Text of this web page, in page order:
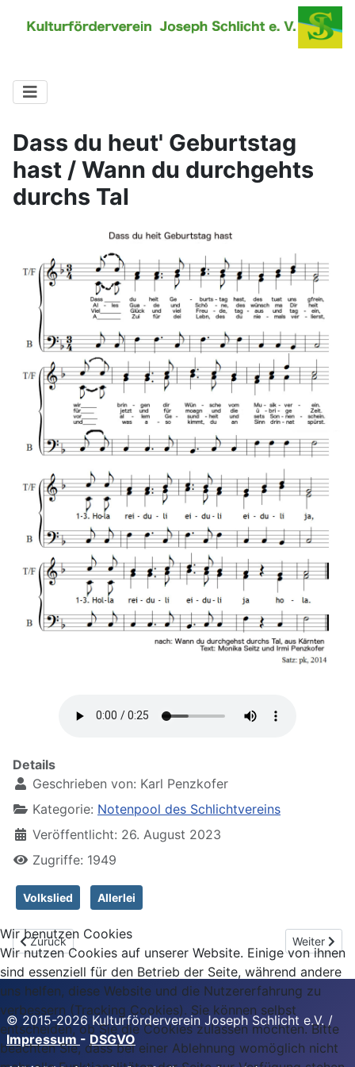
Dass du heut' Geburtstag
hast / Wann du durchgehts
durchs Tal
Details
Geschrieben von: Karl Penzkofer
Kategorie: Notenpool des Schlichtvereins
Veröffentlicht: 26. August 2023
Zugriffe: 1949
Volkslied Allerlei
Vorheriger Beitrag: Das bittre Leiden fangt nun an
Zurück Nächster
Weiter
© 2015-2026 Kulturförderverein Joseph Schlicht e.V. /
Impressum - DSGVO
Wir benutzen Cookies
Wir nutzen Cookies auf unserer Website. Einige von ihnen
sind essenziell für den Betrieb der Seite, während andere
uns helfen, diese Website und die Nutzererfahrung zu
verbessern (Tracking Cookies). Sie können selbst
entscheiden, ob Sie die Cookies zulassen möchten. Bitte
beachten Sie, dass bei einer Ablehnung womöglich nicht